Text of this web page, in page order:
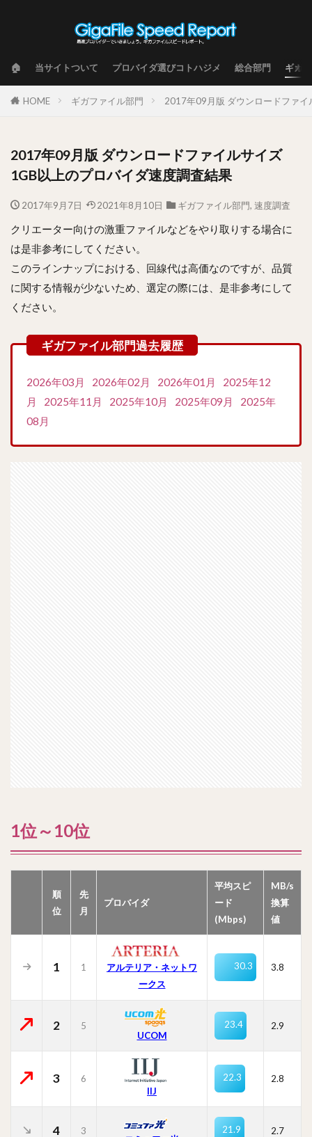
🏠 当サイトついて プロバイダ選びコトハジメ 総合部門 ギガ
HOME ギガファイル部門 2017年09月版 ダウンロードファ
2017年09月版 ダウンロードファイルサイズ
1GB以上のプロバイダ速度調査結果
2017年9月7日 2021年8月10日 ギガファイル部門, 速度調査
クリエーター向けの激重ファイルなどをやり取りする場合に
は是非参考にしてください。
このラインナップにおける、回線代は高価なのですが、品質
に関する情報が少ないため、選定の際には、是非参考にして
ください。
2026年03月 2026年02月 2026年01月
2025年12
月
2025年11月 2025年10月 2025年09月
2025年
08月
1位～10位
順
位
先
月
プロバイダ
平均スピ
ード
(Mbps)
MB/s
換算
値
1 1
アルテリア・ネットワ
ークス
30.3 3.8
2
5
UCOM
23.4 2.9
3
6
IIJ
22.3 2.8
4 3 21.9 2.7